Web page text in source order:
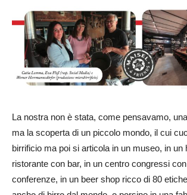
La nostra non è stata, come pensavamo,
ma la scoperta di un piccolo mondo, il cui
birrificio ma poi si articola in un museo, in un
ristorante con bar, in un centro congressi
conferenze, in un beer shop ricco di 80